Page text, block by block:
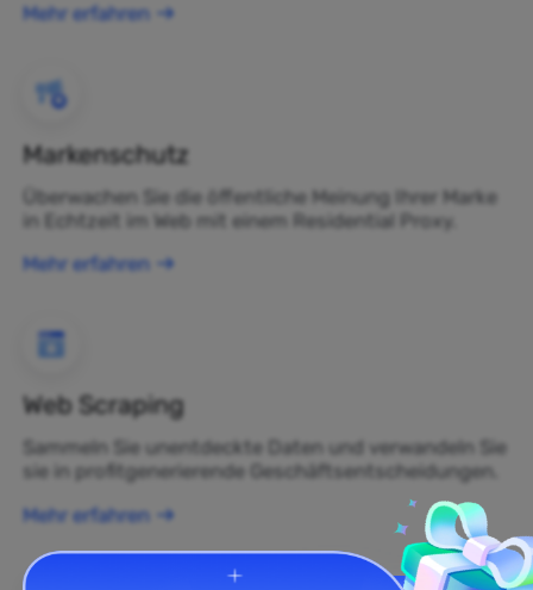
Mehr erfahren
Markenschutz
Überwachen Sie die öffentliche Meinung Ihrer Marke
in Echtzeit im Web mit einem Residential Proxy.
Mehr erfahren
Web Scraping
Sammeln Sie unentdeckte Daten und verwandeln Sie
sie in profitgenerierende Geschäftsentscheidungen.
Mehr erfahren